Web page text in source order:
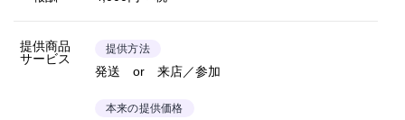
提供商品
サービス
提供方法
発送 or 来店／参加
本来の提供価格